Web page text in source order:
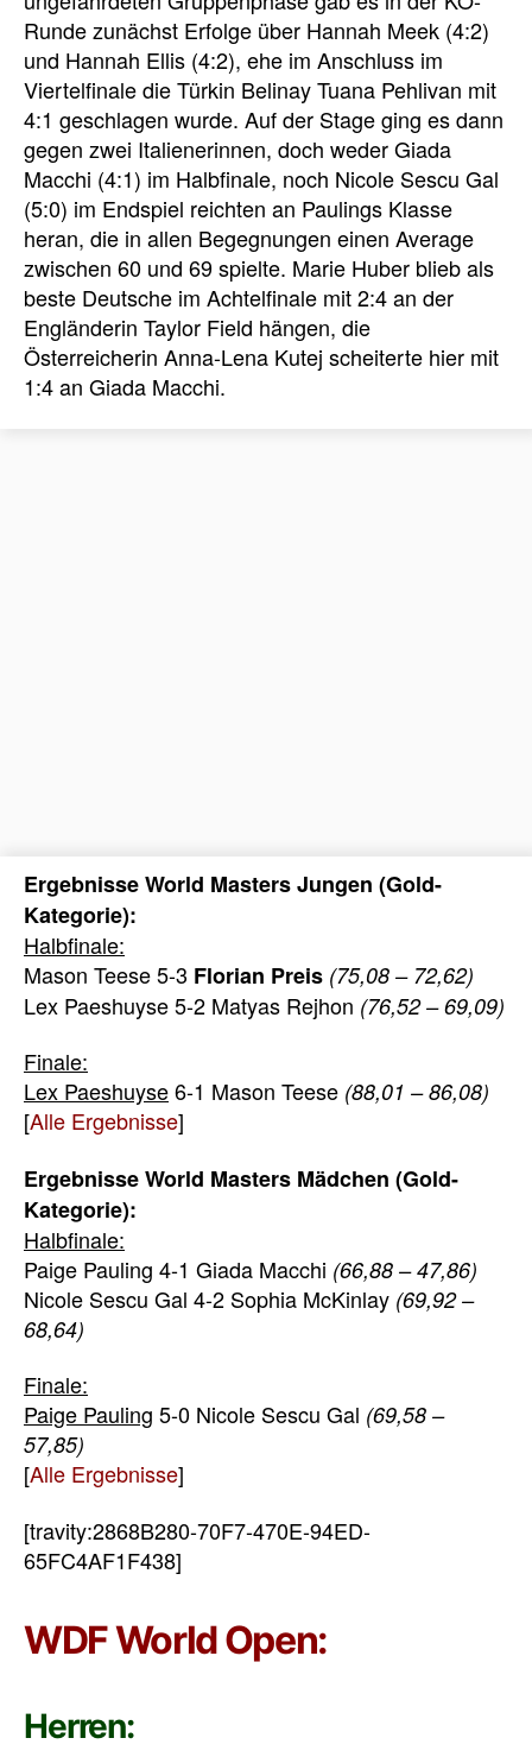
Runde zunächst Erfolge über Hannah Meek (4:2)
und Hannah Ellis (4:2), ehe im Anschluss im
Viertelfinale die Türkin Belinay Tuana Pehlivan mit
4:1 geschlagen wurde. Auf der Stage ging es dann
gegen zwei Italienerinnen, doch weder Giada
Macchi (4:1) im Halbfinale, noch Nicole Sescu Gal
(5:0) im Endspiel reichten an Paulings Klasse
heran, die in allen Begegnungen einen Average
zwischen 60 und 69 spielte. Marie Huber blieb als
beste Deutsche im Achtelfinale mit 2:4 an der
Engländerin Taylor Field hängen, die
Österreicherin Anna-Lena Kutej scheiterte hier mit
1:4 an Giada Macchi.
Ergebnisse World Masters Jungen (Gold-
Kategorie):
Halbfinale:
Mason Teese 5-3 Florian Preis (75,08 – 72,62)
Lex Paeshuyse 5-2 Matyas Rejhon (76,52 – 69,09)
Finale:
Lex Paeshuyse6-1 Mason Teese (88,01 – 86,08)
[Alle Ergebnisse]
Ergebnisse World Masters Mädchen (Gold-
Kategorie):
Halbfinale:
Paige Pauling 4-1 Giada Macchi (66,88 – 47,86)
Nicole Sescu Gal 4-2 Sophia McKinlay (69,92 –
68,64)
Finale:
Paige Pauling 5-0 Nicole Sescu Gal (69,58 –
57,85)
[Alle Ergebnisse]
[travity:2868B280-70F7-470E-94ED-
65FC4AF1F438]
WDF World Open:
Herren: